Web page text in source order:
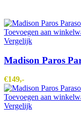
Toevoegen aan
Vergelijk
Madison Paros
€149,-
Toevoegen aan
Vergelijk